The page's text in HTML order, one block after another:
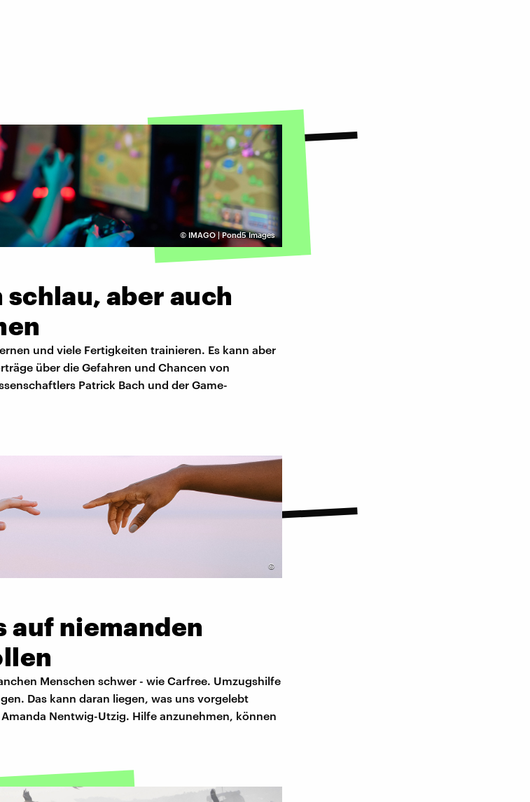
© IMAGO | Pond5 Images
schlau, aber auch
und viele Fertigkeiten trainieren. Es kann aber
über die Gefahren und Chancen von
Patrick Bach und der Game-
©
auf niemanden
Menschen schwer - wie Carfree. Umzugshilfe
Das kann daran liegen, was uns vorgelebt
Nentwig-Utzig. Hilfe anzunehmen, können